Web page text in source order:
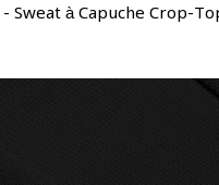
- Sweat à Capuche Crop-